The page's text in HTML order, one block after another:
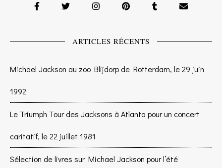
ARTICLES RÉCENTS
Michael Jackson au zoo Blijdorp de Rotterdam, le 29 juin
1992
Le Triumph Tour des Jacksons à Atlanta pour un concert
caritatif, le 22 juillet 1981
Sélection de livres sur Michael Jackson pour l’été